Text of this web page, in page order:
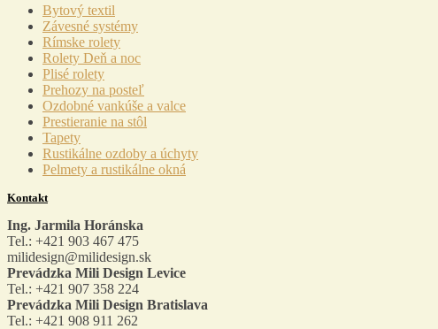
Menu
Bytový textil
Závesné systémy
Rímske rolety
Rolety Deň a noc
Plisé rolety
Prehozy na posteľ
Ozdobné vankúše a valce
Prestieranie na stôl
Tapety
Rustikálne ozdoby a úchyty
Pelmety a rustikálne okná
Kontakt
Ing. Jarmila Horánska
Tel.: +421 903 467 475
milidesign@milidesign.sk
Prevádzka Mili Design Levice
Tel.: +421 907 358 224
Prevádzka Mili Design Bratislava
Tel.: +421 908 911 262